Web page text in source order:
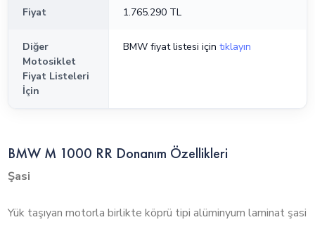
Fiyat 1.765.290 TL
Diğer
Motosiklet
Fiyat Listeleri
İçin
BMW fiyat listesi içintıklayın
BMW M 1000 RR Donanım Özellikleri
Şasi
Yük taşıyan motorla birlikte köprü tipi alüminyum laminat şasi